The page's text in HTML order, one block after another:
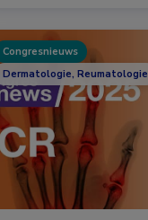
Congresnieuws
Dermatologie, Reumatologie